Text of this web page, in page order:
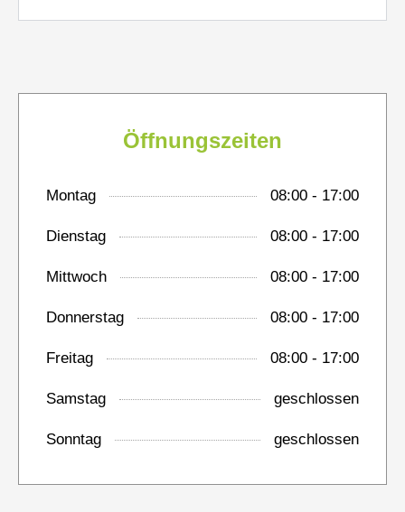
Öffnungszeiten
Montag 08:00 - 17:00
Dienstag 08:00 - 17:00
Mittwoch 08:00 - 17:00
Donnerstag 08:00 - 17:00
Freitag 08:00 - 17:00
Samstag geschlossen
Sonntag geschlossen
Mit dem
Laden der